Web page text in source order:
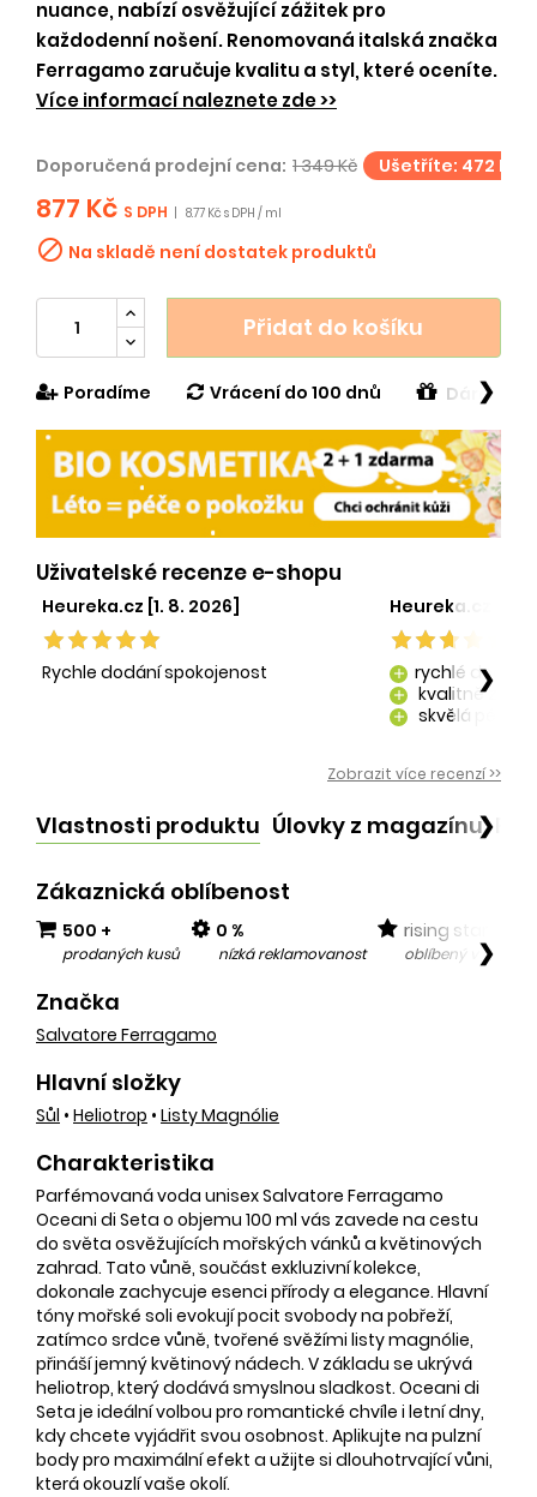
nuance, nabízí osvěžující zážitek pro
každodenní nošení. Renomovaná italská značka
Ferragamo zaručuje kvalitu a styl, které oceníte.
Více informací naleznete zde >>
Doporučená prodejní cena: 1 349 Kč Ušetříte: 472 Kč
877 Kč S DPH 8.77 Kč s DPH / ml
 Na skladě není dostatek produktů
Přidat do košíku
Poradíme Vrácení do 100 dnů Dárek v
❯
Uživatelské recenze e-shopu
Heureka.cz [1. 8. 2026]
Rychle dodání spokojenost
Heureka.cz [29.
add rychlé dodání
add kvalitně
add skvělá péče o
❯
Zobrazit více recenzí >>
Vlastnosti produktu Úlovky z magazínu❯
Zákaznická oblíbenost
500 +
prodaných kusů
0 %
nízká reklamovanost
rising star
oblíbený v❯
Značka
Salvatore Ferragamo
Hlavní složky
Sůl • Heliotrop • Listy Magnólie
Charakteristika
Parfémovaná voda unisex Salvatore Ferragamo
Oceani di Seta o objemu 100 ml vás zavede na cestu
do světa osvěžujících mořských vánků a květinových
zahrad. Tato vůně, součást exkluzivní kolekce,
dokonale zachycuje esenci přírody a elegance. Hlavní
tóny mořské soli evokují pocit svobody na pobřeží,
zatímco srdce vůně, tvořené svěžími listy magnólie,
přináší jemný květinový nádech. V základu se ukrývá
heliotrop, který dodává smyslnou sladkost. Oceani di
Seta je ideální volbou pro romantické chvíle i letní dny,
kdy chcete vyjádřit svou osobnost. Aplikujte na pulzní
body pro maximální efekt a užijte si dlouhotrvající vůni,
která okouzlí vaše okolí.